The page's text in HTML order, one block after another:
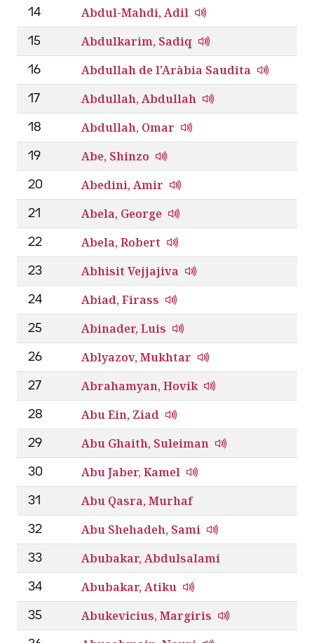
14 Abdul-Mahdi, Adil
15 Abdulkarim, Sadiq
16 Abdullah de l'Aràbia Saudita
17 Abdullah, Abdullah
18 Abdullah, Omar
19 Abe, Shinzo
20 Abedini, Amir
21 Abela, George
22 Abela, Robert
23 Abhisit Vejjajiva
24 Abiad, Firass
25 Abinader, Luis
26 Ablyazov, Mukhtar
27 Abrahamyan, Hovik
28 Abu Ein, Ziad
29 Abu Ghaith, Suleiman
30 Abu Jaber, Kamel
31 Abu Qasra, Murhaf
32 Abu Shehadeh, Sami
33 Abubakar, Abdulsalami
34 Abubakar, Atiku
35 Abukevicius, Margiris